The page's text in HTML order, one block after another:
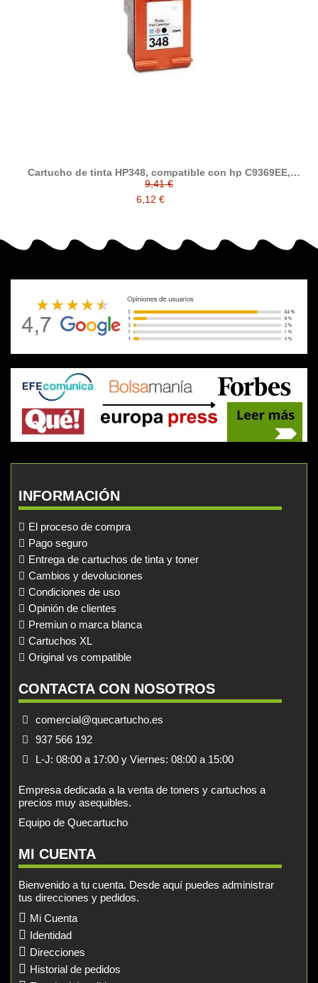
Cartucho de tinta HP348, compatible con hp C9369EE,
Photo
9,41 €
6,12 €
INFORMACIÓN
El proceso de compra
Pago seguro
Entrega de cartuchos de tinta y toner
Cambios y devoluciones
Condiciones de uso
Opinión de clientes
Premiun o marca blanca
Cartuchos XL
Original vs compatible
CONTACTA CON NOSOTROS
comercial@quecartucho.es
937 566 192
L-J: 08:00 a 17:00 y Viernes: 08:00 a 15:00
Empresa dedicada a la venta de toners y cartuchos a
precios muy asequibles.
Equipo de Quecartucho
MI CUENTA
Bienvenido a tu cuenta. Desde aquí puedes administrar
tus direcciones y pedidos.
Mi Cuenta
Identidad
Direcciones
Historial de pedidos